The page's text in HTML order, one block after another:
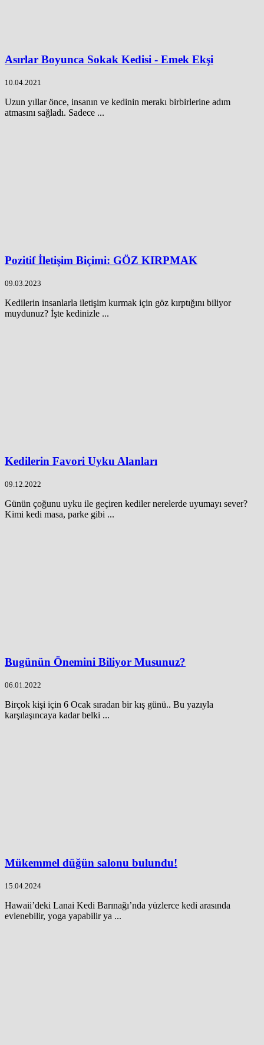
Asırlar Boyunca Sokak Kedisi - Emek Ekşi
10.04.2021
Uzun yıllar önce, insanın ve kedinin merakı birbirlerine adım
atmasını sağladı. Sadece ...
Pozitif İletişim Biçimi: GÖZ KIRPMAK
09.03.2023
Kedilerin insanlarla iletişim kurmak için göz kırptığını biliyor
muydunuz? İşte kedinizle ...
Kedilerin Favori Uyku Alanları
09.12.2022
Günün çoğunu uyku ile geçiren kediler nerelerde uyumayı sever?
Kimi kedi masa, parke gibi ...
Bugünün Önemini Biliyor Musunuz?
06.01.2022
Birçok kişi için 6 Ocak sıradan bir kış günü.. Bu yazıyla
karşılaşıncaya kadar belki ...
Mükemmel düğün salonu bulundu!
15.04.2024
Hawaii’deki Lanai Kedi Barınağı’nda yüzlerce kedi arasında
evlenebilir, yoga yapabilir ya ...